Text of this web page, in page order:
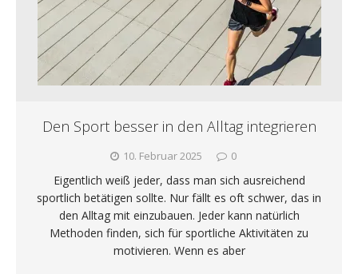
Den Sport besser in den Alltag integrieren
10. Februar 2025 0
Eigentlich weiß jeder, dass man sich ausreichend
sportlich betätigen sollte. Nur fällt es oft schwer, das in
den Alltag mit einzubauen. Jeder kann natürlich
Methoden finden, sich für sportliche Aktivitäten zu
motivieren. Wenn es aber